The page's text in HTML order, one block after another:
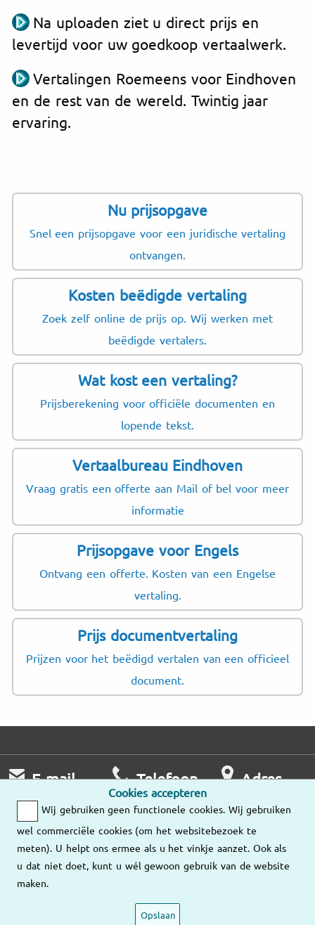
Na uploaden ziet u direct prijs en
levertijd voor uw goedkoop vertaalwerk.
Vertalingen Roemeens voor Eindhoven
en de rest van de wereld. Twintig jaar
ervaring.
Nu prijsopgave
Snel een prijsopgave voor een juridische vertaling
ontvangen.
Kosten beëdigde vertaling
Zoek zelf online de prijs op. Wij werken met
beëdigde vertalers.
Wat kost een vertaling?
Prijsberekening voor officiële documenten en
lopende tekst.
Vertaalbureau Eindhoven
Vraag gratis een offerte aan Mail of bel voor meer
informatie
Prijsopgave voor Engels
Ontvang een offerte. Kosten van een Engelse
vertaling.
Prijs documentvertaling
Prijzen voor het beëdigd vertalen van een officieel
document.
Cookies accepteren
Wij gebruiken geen functionele cookies. Wij gebruiken
wel commerciële cookies (om het websitebezoek te
meten). U helpt ons ermee als u het vinkje aanzet. Ook als
u dat niet doet, kunt u wél gewoon gebruik van de website
maken.
Opslaan
E-mail
Wij nemen zo
snel mogelijk
contact met u op.
Stuur ons een
Telefoon
Ma – Vr
036-534 89 10
Adres
Onze
vestigingen